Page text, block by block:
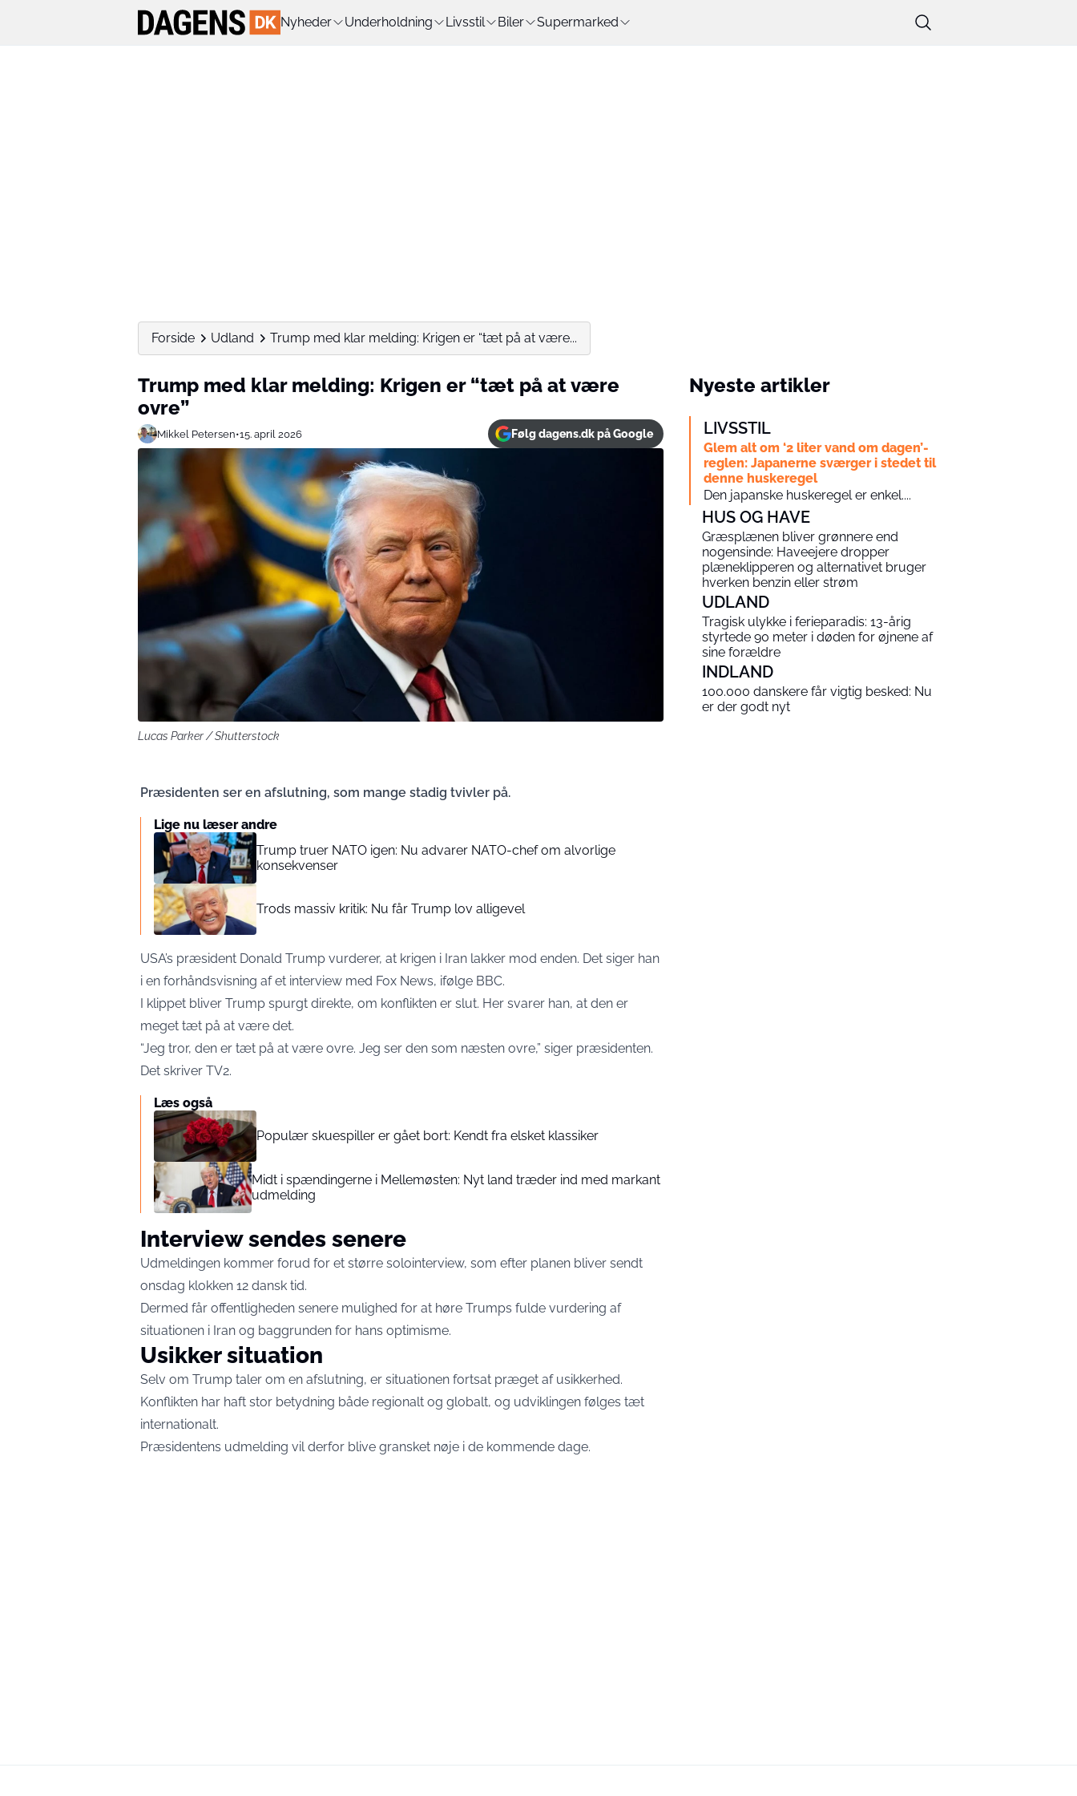
Nyheder Underholdning Livsstil Biler Supermarked
Forside Udland Trump med klar melding: Krigen er “tæt på at være...
Trump med klar melding: Krigen er “tæt på at være
ovre”
Mikkel Petersen•15. april 2026 Følg dagens.dk på Google
Lucas Parker / Shutterstock
Præsidenten ser en afslutning, som mange stadig tvivler på.
Lige nu læser andre
Trump truer NATO igen: Nu advarer NATO-chef om alvorlige
konsekvenser
Trods massiv kritik: Nu får Trump lov alligevel
USA’s præsident Donald Trump vurderer, at krigen i Iran lakker mod enden. Det siger han
i en forhåndsvisning af et interview med Fox News, ifølge BBC.
I klippet bliver Trump spurgt direkte, om konflikten er slut. Her svarer han, at den er
meget tæt på at være det.
“Jeg tror, den er tæt på at være ovre. Jeg ser den som næsten ovre,” siger præsidenten.
Det skriver TV2.
Læs også
Populær skuespiller er gået bort: Kendt fra elsket klassiker
Midt i spændingerne i Mellemøsten: Nyt land træder ind med markant
udmelding
Interview sendes senere
Udmeldingen kommer forud for et større solointerview, som efter planen bliver sendt
onsdag klokken 12 dansk tid.
Dermed får offentligheden senere mulighed for at høre Trumps fulde vurdering af
situationen i Iran og baggrunden for hans optimisme.
Usikker situation
Selv om Trump taler om en afslutning, er situationen fortsat præget af usikkerhed.
Konflikten har haft stor betydning både regionalt og globalt, og udviklingen følges tæt
internationalt.
Præsidentens udmelding vil derfor blive gransket nøje i de kommende dage.
Nyeste artikler
LIVSSTIL
Glem alt om ‘2 liter vand om dagen’-
reglen: Japanerne sværger i stedet til
denne huskeregel
Den japanske huskeregel er enkel....
HUS OG HAVE
Græsplænen bliver grønnere end
nogensinde: Haveejere dropper
plæneklipperen og alternativet bruger
hverken benzin eller strøm
UDLAND
Tragisk ulykke i ferieparadis: 13-årig
styrtede 90 meter i døden for øjnene af
sine forældre
INDLAND
100.000 danskere får vigtig besked: Nu
er der godt nyt